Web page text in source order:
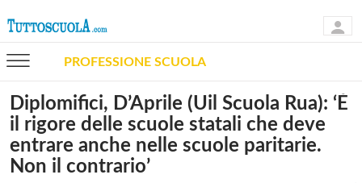
PROFESSIONE SCUOLA
Diplomifici, D’Aprile (Uil Scuola Rua): ‘È
il rigore delle scuole statali che deve
entrare anche nelle scuole paritarie.
Non il contrario’